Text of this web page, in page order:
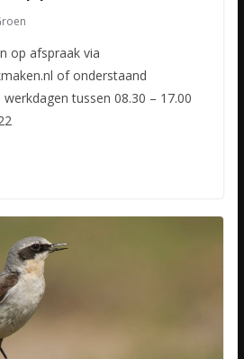
op afspraak via
of onderstaand
tussen 08.30 – 17.00